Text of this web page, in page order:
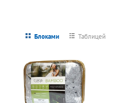
Блоками Таблицей